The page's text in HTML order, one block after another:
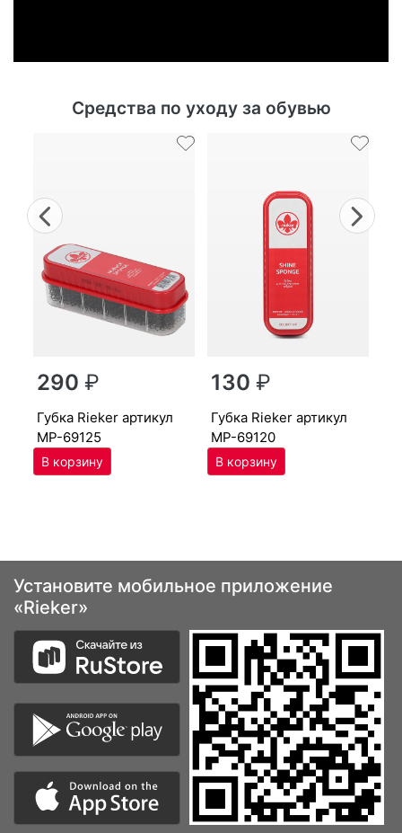
Средства по уходу за обувью
Previous
290₽
губ­ка Ri­eker артикул
MP-69125
130₽
губ­ка Ri­eker артикул
MP-69120
Установите мобильное приложение
«Rieker»